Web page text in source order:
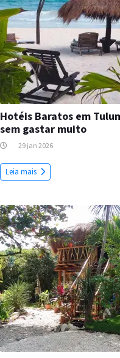
Hotéis Baratos em
sem gastar muito
29 jan 2026
Leia mais